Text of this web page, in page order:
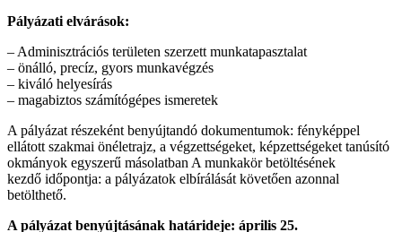
Pályázati elvárások:
– Adminisztrációs területen szerzett munkatapasztalat
– önálló, precíz, gyors munkavégzés
– kiváló helyesírás
– magabiztos számítógépes ismeretek
A pályázat részeként benyújtandó dokumentumok: fényképpel
ellátott szakmai önéletrajz, a végzettségeket, képzettségeket tanúsító
okmányok egyszerű másolatban A munkakör betöltésének
kezdő időpontja: a pályázatok elbírálását követően azonnal
betölthető.
A pályázat benyújtásának határideje: április 25.